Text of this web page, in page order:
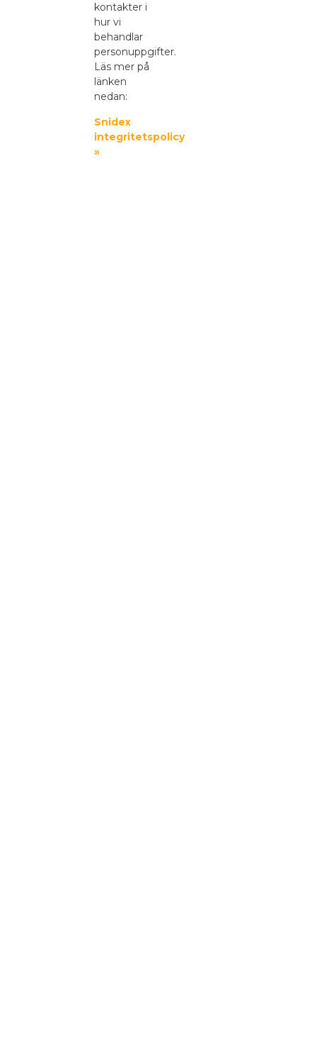
kontakter i
hur vi
behandlar
personuppgifter.
Läs mer på
länken
nedan:
Snidex
integritetspolicy
»